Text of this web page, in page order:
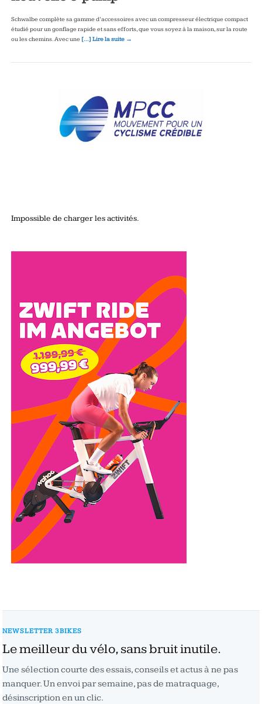
Schwalbe complète sa gamme d’accessoires avec un compresseur électrique compact
étudié pour un gonflage rapide et sans efforts, que vous soyez à la maison, sur la route
ou les chemins. Avec une […] Lire la suite →
Impossible de charger les activités.
NEWSLETTER 3BIKES
Le meilleur du vélo, sans bruit inutile.
Une sélection courte des essais, conseils et actus à ne pas
manquer. Un envoi par semaine, pas de matraquage,
désinscription en un clic.